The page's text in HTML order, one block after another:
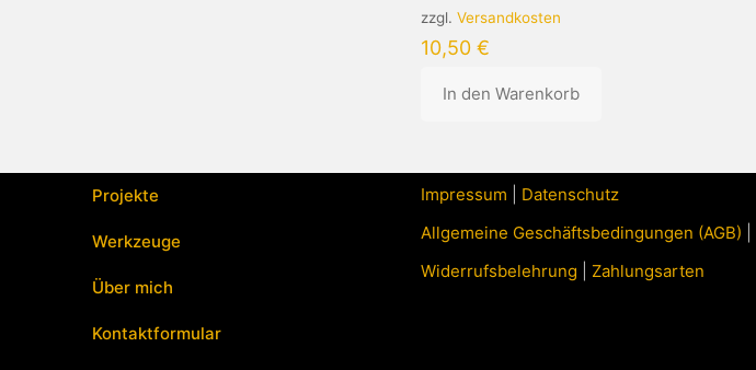
zzgl. Versandkosten
10,50 €
In den Warenkorb
Projekte
Werkzeuge
Über mich
Kontaktformular
Impressum
Datenschutz
Allgemeine Geschäftsbedingungen (AGB)
Widerrufsbelehrung
Zahlungsarten